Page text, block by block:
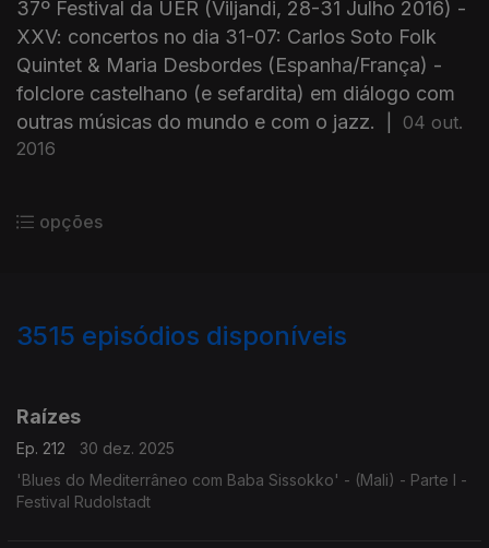
37º Festival da UER (Viljandi, 28-31 Julho 2016) -
XXV: concertos no dia 31-07: Carlos Soto Folk
Quintet & Maria Desbordes (Espanha/França) -
folclore castelhano (e sefardita) em diálogo com
outras músicas do mundo e com o jazz.
04 out.
2016
opções
3515 episódios disponíveis
Raízes
Ep. 212
30 dez. 2025
'Blues do Mediterrâneo com Baba Sissokko' - (Mali) - Parte I -
Festival Rudolstadt